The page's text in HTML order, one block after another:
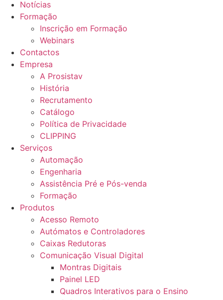
Notícias
Formação
Inscrição em Formação
Webinars
Contactos
Empresa
A Prosistav
História
Recrutamento
Catálogo
Política de Privacidade
CLIPPING
Serviços
Automação
Engenharia
Assistência Pré e Pós-venda
Formação
Produtos
Acesso Remoto
Autómatos e Controladores
Caixas Redutoras
Comunicação Visual Digital
Montras Digitais
Painel LED
Quadros Interativos para o Ensino